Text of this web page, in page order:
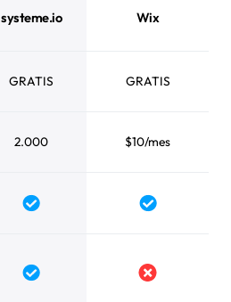
systeme.io Wix
GRATIS GRATIS
2.000 $10/mes
Yes Yes
Yes No